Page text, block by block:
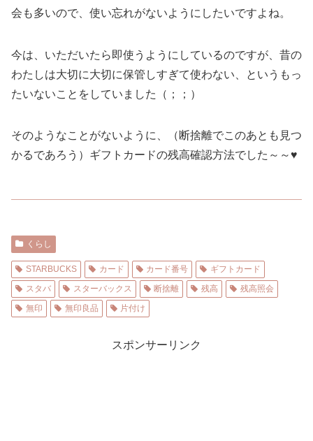
会も多いので、使い忘れがないようにしたいですよね。
今は、いただいたら即使うようにしているのですが、昔の
わたしは大切に大切に保管しすぎて使わない、というもっ
たいないことをしていました（；；）
そのようなことがないように、（断捨離でこのあとも見つ
かるであろう）ギフトカードの残高確認方法でした～～♥️
くらし
STARBUCKS カード カード番号
ギフトカード
スタバ
スターバックス 断捨離 残高
残高照会
無印
無印良品 片付け
スポンサーリンク